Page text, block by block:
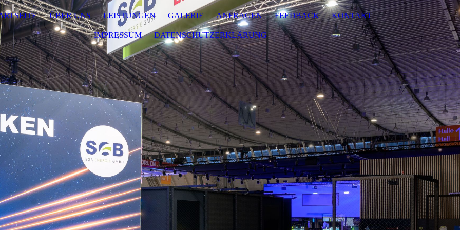
ÜBER UNS LEISTUNGEN GALERIE ANFRAGEN FEEDBACK KONTAKT
IMPRESSUM DATENSCHUTZERKLÄRUNG